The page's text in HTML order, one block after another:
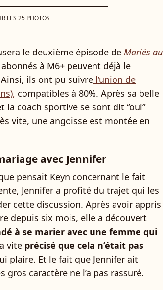
LES 25 PHOTOS
le deuxième épisode de Mariés au
à M6+ peuvent déjà le
ils ont pu suivre l’union de
compatibles à 80%. Après sa belle
la coach sportive se sont dit “oui”
vite, une angoisse est montée en
avec Jennifer
pensait Keyn concernant le fait
Jennifer a profité du trajet qui les
cette discussion. Après avoir appris
depuis six mois, elle a découvert
à se marier avec une femme qui
vite précisé que cela n’était pas
plaire. Et le fait que Jennifer ait
gros caractère ne l’a pas rassuré.